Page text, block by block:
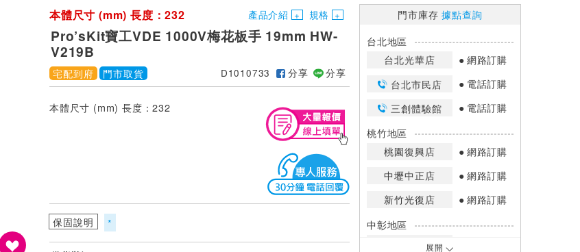
本體尺寸 (mm) 長度：232 產品介紹 規格
Pro’sKit寶工VDE 1000V梅花板手 19mm HW-
V219B
宅配到府 門市取貨 D1010733 分享 分享
本體尺寸 (mm) 長度：232
保固說明 *
門市庫存據點查詢
台北地區
台北光華店
網路訂購
台北市民店
電話訂購
三創體驗館
電話訂購
桃竹地區
桃園復興店
網路訂購
中壢中正店
網路訂購
新竹光復店
網路訂購
中彰地區
台中英才店展開